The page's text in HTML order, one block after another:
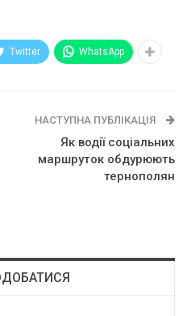
Twitter WhatsApp
НАСТУПНА ПУБЛІКАЦІЯ
Як водії соціальних
маршруток обдурюють
тернополян